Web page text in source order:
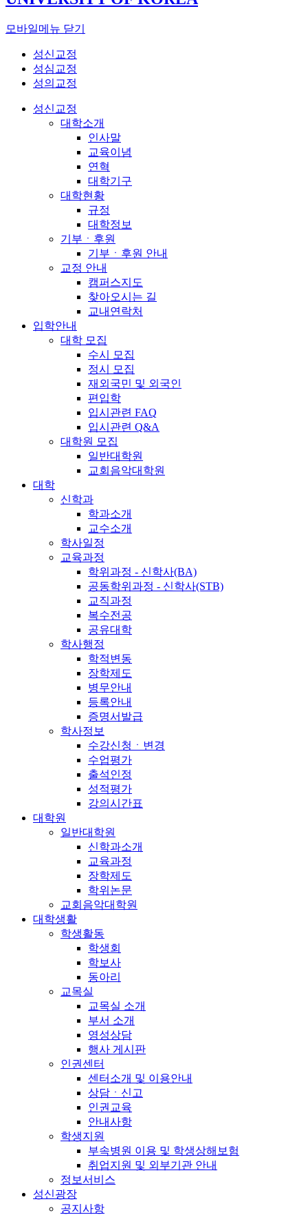
모바일메뉴 닫기
성신교정
성심교정
성의교정
성신교정
대학소개
인사말
교육이념
연혁
대학기구
대학현황
규정
대학정보
기부ㆍ후원
기부ㆍ후원 안내
교정 안내
캠퍼스지도
찾아오시는 길
교내연락처
입학안내
대학 모집
수시 모집
정시 모집
재외국민 및 외국인
편입학
입시관련 FAQ
입시관련 Q&A
대학원 모집
일반대학원
교회음악대학원
대학
신학과
학과소개
교수소개
학사일정
교육과정
학위과정 - 신학사(BA)
공동학위과정 - 신학사(STB)
교직과정
복수전공
공유대학
학사행정
학적변동
장학제도
병무안내
등록안내
증명서발급
학사정보
수강신청ㆍ변경
수업평가
출석인정
성적평가
강의시간표
대학원
일반대학원
신학과소개
교육과정
장학제도
학위논문
교회음악대학원
대학생활
학생활동
학생회
학보사
동아리
교목실
교목실 소개
부서 소개
영성상담
행사 게시판
인권센터
센터소개 및 이용안내
상담ㆍ신고
인권교육
안내사항
학생지원
부속병원 이용 및 학생상해보험
취업지원 및 외부기관 안내
정보서비스
성신광장
공지사항